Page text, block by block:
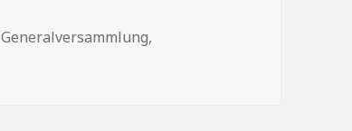
Generalversammlung,